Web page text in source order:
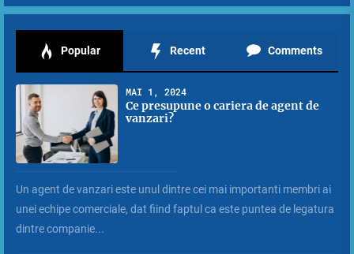
Popular Recent Comments
MAI 1, 2024
Ce presupune o cariera de agent de
vanzari?
Un agent de vanzari este unul dintre cei mai importanti membri ai
unei echipe comerciale, dat fiind faptul ca este puntea de legatura
dintre companie...